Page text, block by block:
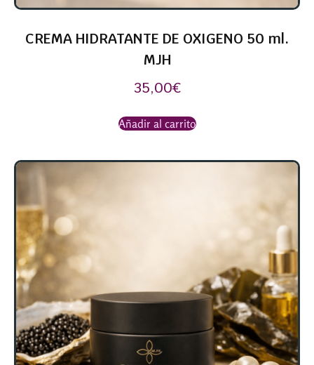
CREMA HIDRATANTE DE OXIGENO 50 ml.
MJH
35,00€
Añadir al carrito